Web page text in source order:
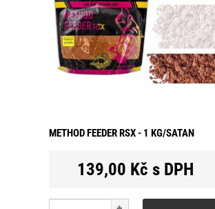
METHOD FEEDER RSX - 1 KG/SATAN
139,00 Kč s DPH